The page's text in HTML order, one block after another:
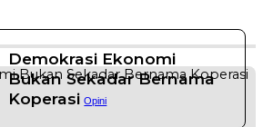
Demokrasi Ekonomi
Bukan Sekadar Bernama
Koperasi Opini